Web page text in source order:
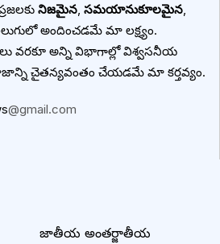
నిజమైన, సమయానుకూలమైన,
అందించడమే మా లక్ష్యం.
వరకూ అన్ని విభాగాల్లో విశ్వసనీయ
చైతన్యవంతం చేయడమే మా కర్తవ్యం.
@gmail.com
జాతీయ అంతర్జాతీయ